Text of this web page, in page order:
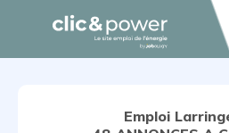
Emploi